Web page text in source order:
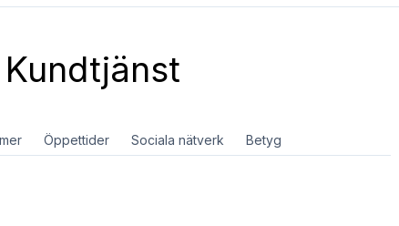
Kundtjänst
Öppettider Sociala nätverk Betyg